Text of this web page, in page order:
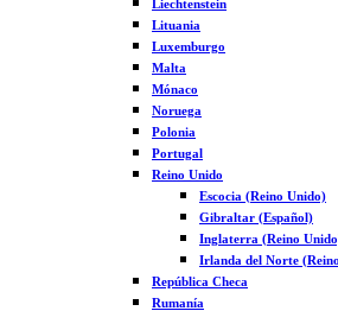
Liechtenstein
Lituania
Luxemburgo
Malta
Mónaco
Noruega
Polonia
Portugal
Reino Unido
Escocia (Reino Unido)
Gibraltar (Español)
Inglaterra (Reino
Irlanda del Norte
República Checa
Rumanía